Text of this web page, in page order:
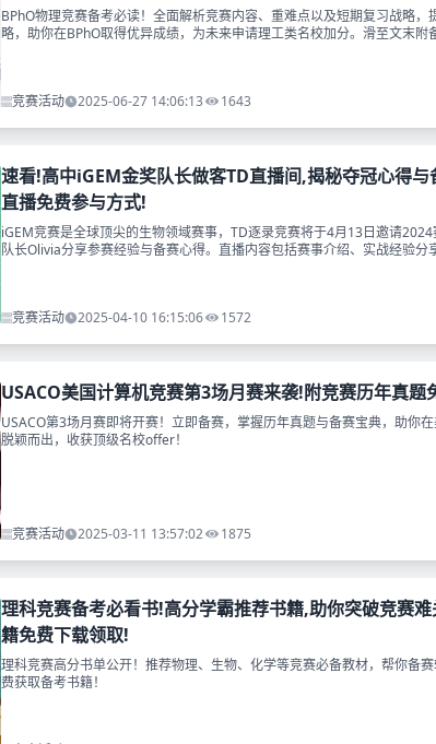
BPhO物理竞赛备考必读！全面解析竞赛内容、重难点以及短期复习战略，
略，助你在BPhO取得优异成绩，为未来申请理工类名校加分。滑至文末附
竞赛活动 2025-06-27 14:06:13 1643
速看!高中iGEM金奖队长做客TD直播间,揭秘夺冠心得与
直播免费参与方式!
iGEM竞赛是全球顶尖的生物领域赛事，TD逐录竞赛将于4月13日邀请
队长Olivia分享参赛经验与备赛心得。直播内容包括赛事介绍、实战经验分
竞赛活动 2025-04-10 16:15:06 1572
USACO美国计算机竞赛第3场月赛来袭!附竞赛历年真题
USACO第3场月赛即将开赛！立即备赛，掌握历年真题与备赛宝典，助你
脱颖而出，收获顶级名校offer！
竞赛活动 2025-03-11 13:57:02 1875
理科竞赛备考必看书!高分学霸推荐书籍,助你突破竞赛
籍免费下载领取!
理科竞赛高分书单公开！推荐物理、生物、化学等竞赛必备教材，帮你备
费获取备考书籍！